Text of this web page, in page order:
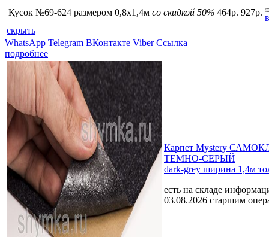
Кусок №69-624 размером 0,8x1,4м со скидкой 50% 464р. 927р.
скрыть
WhatsApp Telegram ВКонтакте Viber Ссылка
подробнее
Карпет Mystery
ТЕМНО-СЕРЫЙ
dark-grey ширина 1,4м
есть на складе
03.08.2026 старшим